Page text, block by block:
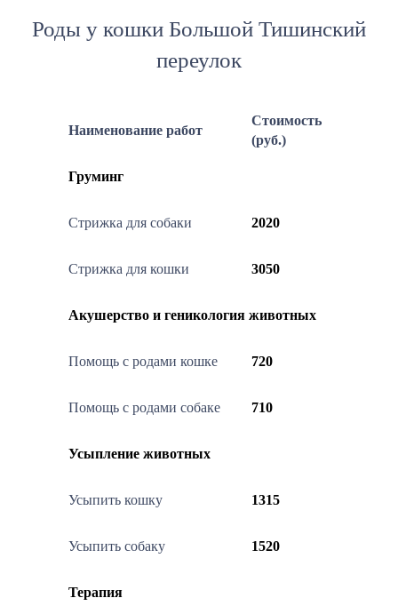
Роды у кошки Большой Тишинский
переулок
Наименование работ
Стоимость
(руб.)
Груминг
Стрижка для собаки 2020
Стрижка для кошки 3050
Акушерство и геникология животных
Помощь с родами кошке 720
Помощь с родами собаке 710
Усыпление животных
Усыпить кошку 1315
Усыпить собаку 1520
Терапия